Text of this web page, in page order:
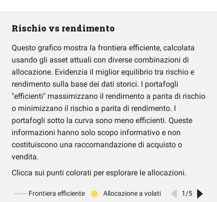
Rischio vs rendimento
Questo grafico mostra la frontiera efficiente, calcolata
usando gli asset attuali con diverse combinazioni di
allocazione. Evidenzia il miglior equilibrio tra rischio e
rendimento sulla base dei dati storici. I portafogli
"efficienti" massimizzano il rendimento a parita di rischio
o minimizzano il rischio a parita di rendimento. I
portafogli sotto la curva sono meno efficienti. Queste
informazioni hanno solo scopo informativo e non
costituiscono una raccomandazione di acquisto o
vendita.
Clicca sui punti colorati per esplorare le allocazioni.